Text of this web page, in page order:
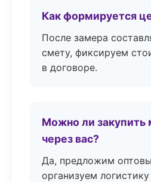
Как формируется
После замера
смету, фиксируем
в договоре.
Можно ли закупить
через вас?
Да, предложим
организуем